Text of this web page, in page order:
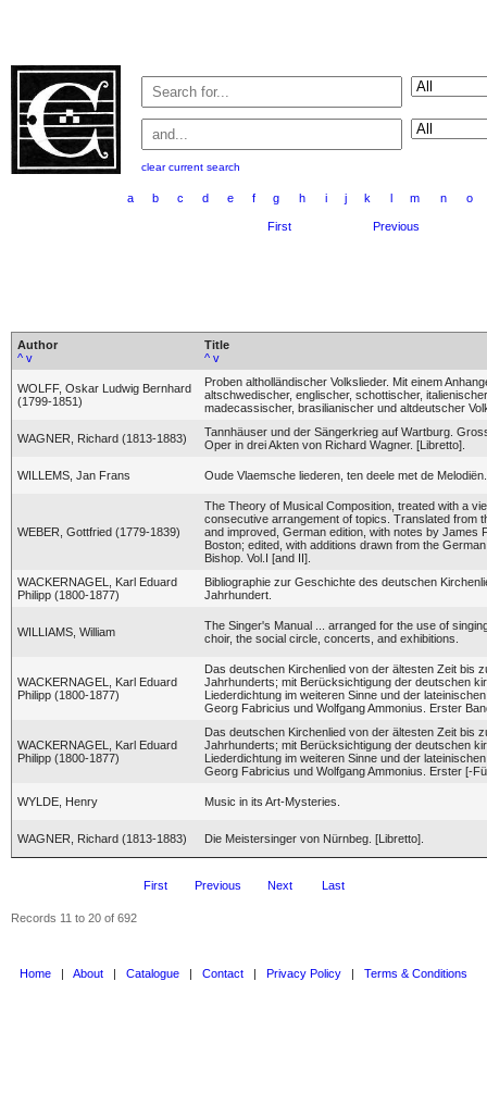
clear current search
a b c d e f g h i j k l m n o
First Previous
Author
^ v
Title
^ v
WOLFF, Oskar Ludwig Bernhard
(1799-1851)
Proben altholländischer Volkslieder. Mit einem
altschwedischer, englischer, schottischer,
madecassischer, brasilianischer und altdeutscher
WAGNER, Richard (1813-1883)
Tannhäuser und der Sängerkrieg auf Wartburg.
Oper in drei Akten von Richard Wagner. [Libretto].
WILLEMS, Jan Frans Oude Vlaemsche liederen, ten deele met de Melodiën.
WEBER, Gottfried (1779-1839)
The Theory of Musical Composition, treated with a
consecutive arrangement of topics. Translated from
and improved, German edition, with notes by James
Boston; edited, with additions drawn from the
Bishop. Vol.I [and II].
WACKERNAGEL, Karl Eduard
Philipp (1800-1877)
Bibliographie zur Geschichte des deutschen
Jahrhundert.
WILLIAMS, William
The Singer's Manual ... arranged for the use of
choir, the social circle, concerts, and exhibitions.
WACKERNAGEL, Karl Eduard
Philipp (1800-1877)
Das deutschen Kirchenlied von der ältesten Zeit bis
Jahrhunderts; mit Berücksichtigung der deutschen
Liederdichtung im weiteren Sinne und der
Georg Fabricius und Wolfgang Ammonius. Erster
WACKERNAGEL, Karl Eduard
Philipp (1800-1877)
Das deutschen Kirchenlied von der ältesten Zeit bis
Jahrhunderts; mit Berücksichtigung der deutschen
Liederdichtung im weiteren Sinne und der
Georg Fabricius und Wolfgang Ammonius. Erster [-
WYLDE, Henry Music in its Art-Mysteries.
WAGNER, Richard (1813-1883) Die Meistersinger von Nürnbeg. [Libretto].
First Previous Next Last
Records 11 to 20 of 692
Home | About | Catalogue | Contact | Privacy Policy | Terms & Conditions